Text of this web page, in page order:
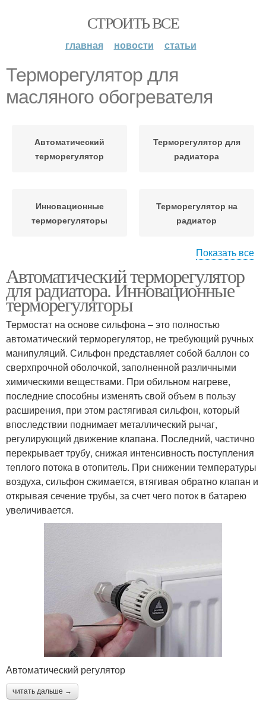
СТРОИТЬ ВСЕ
главная новости статьи
Терморегулятор для
масляного обогревателя
Автоматический
терморегулятор
Терморегулятор для
радиатора
Инновационные
терморегуляторы
Терморегулятор на
радиатор
системе
датчиком
Масляный
обогреватель
Радиаторные
терморегуляторы
Показать все
Автоматический терморегулятор
для радиатора. Инновационные
терморегуляторы
Термостат на основе сильфона – это полностью
автоматический терморегулятор, не требующий ручных
манипуляций. Сильфон представляет собой баллон со
сверхпрочной оболочкой, заполненной различными
химическими веществами. При обильном нагреве,
последние способны изменять свой объем в пользу
расширения, при этом растягивая сильфон, который
впоследствии поднимает металлический рычаг,
регулирующий движение клапана. Последний, частично
перекрывает трубу, снижая интенсивность поступления
теплого потока в отопитель. При снижении температуры
воздуха, сильфон сжимается, втягивая обратно клапан и
открывая сечение трубы, за счет чего поток в батарею
увеличивается.
Автоматический регулятор
читать дальше →